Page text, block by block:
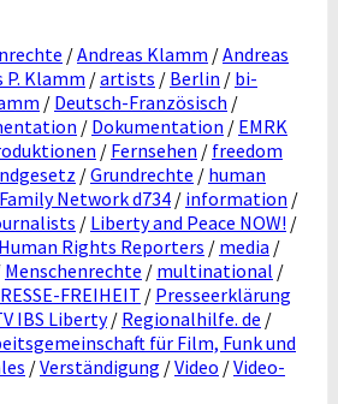
/Andreas Klamm /Andreas
P. Klamm /artists / Berlin / bi-
/ Deutsch-Französisch /
/ Dokumentation / EMRK
/ Fernsehen / freedom
/Grundrechte / human
Network d734 / information /
/ Liberty and Peace NOW! /
Rights Reporters / media /
Menschenrechte / multinational /
FREIHEIT / Presseerklärung
IBS Liberty/ Regionalhilfe. de /
für Film, Funk und
/Verständigung /Video /Video-